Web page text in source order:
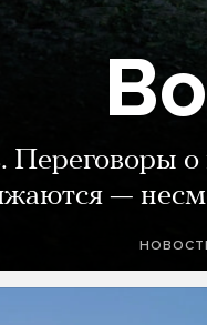
Переговоры
—